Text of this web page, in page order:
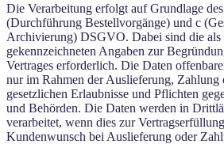
Die Verarbeitung erfolgt auf Grundlage
(Durchführung Bestellvorgänge) und c
Archivierung) DSGVO. Dabei sind die als
gekennzeichneten Angaben zur
Vertrages erforderlich. Die Daten
nur im Rahmen der Auslieferung, Zahlung
gesetzlichen Erlaubnisse und Pflichten
und Behörden. Die Daten werden in
verarbeitet, wenn dies zur
Kundenwunsch bei Auslieferung oder